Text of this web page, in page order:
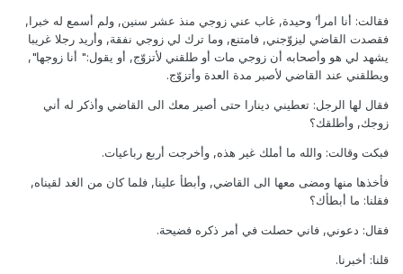
فقالت: أنا امرأ’ وحيدة, غاب عني زوجي منذ عشر سنين, ولم أسمع له خبرا,
فقصدت القاضي ليزوّجني, فامتنع, وما ترك لي زوجي نفقة, وأريد رجلا غريبا
يشهد لي هو وأصحابه أن زوجي مات أو طلقني لأتزوّج, أو يقول:" أنا زوجها",
ويطلقني عند القاضي لأصبر مدة العدة وأتزوّج.
فقال لها الرجل: تعطيني دينارا حتى أصير معك الى القاضي وأذكر له أني
زوجك, وأطلقك؟
فبكت وقالت: والله ما أملك غير هذه, وأخرجت أربع رباعيات.
فأخذها منها ومضى معها الى القاضي, وأبطأ علينا, فلما كان من الغد لقيناه,
فقلنا: ما أبطأك؟
فقال: دعوني, فاني حصلت في أمر ذكره فضيحة.
قلنا: أخبرنا.